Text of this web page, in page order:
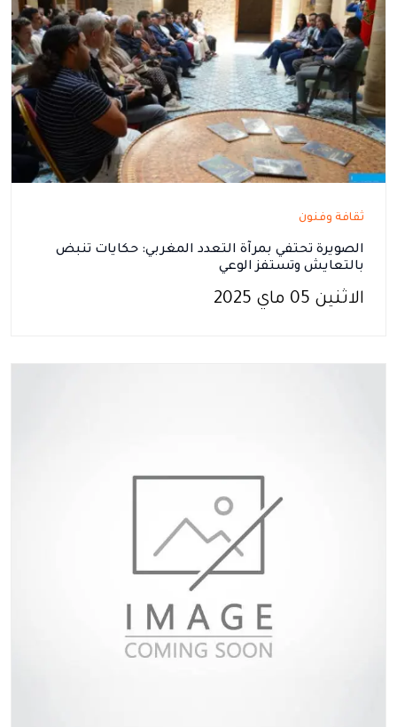
ثقافة وفنون
الصويرة تحتفي بمرآة التعدد المغربي: حكايات تنبض
بالتعايش وتستفز الوعي
الاثنين 05 ماي 2025